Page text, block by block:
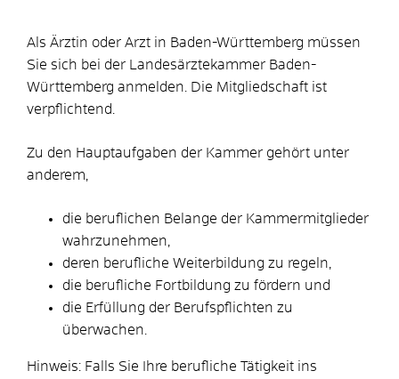
Als Ärztin oder Arzt in Baden-Württemberg müssen
Sie sich bei der Landesärztekammer Baden-
Württemberg anmelden. Die Mitgliedschaft ist
verpflichtend.
Zu den Hauptaufgaben der Kammer gehört unter
anderem,
die beruflichen Belange der Kammermitglieder
wahrzunehmen,
deren berufliche Weiterbildung zu regeln,
die berufliche Fortbildung zu fördern und
die Erfüllung der Berufspflichten zu
überwachen.
Hinweis: Falls Sie Ihre berufliche Tätigkeit ins